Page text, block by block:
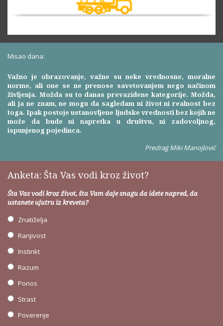
Misao dana:
Važno je obrazovanje, važne su neke vrednosne, moralne
norme, ali one se ne prenose savetovanjem nego načinom
življenja. Možda su to danas prevaziđene kategorije. Možda,
ali ja ne znam, ne mogu da sagledam ni život ni realnost bez
toga. Ipak postoje ustanovljene ljudske vrednosti bez kojih ne
može da bude ni napretka u društvu, ni zadovoljnog,
ispunjenog pojedinca.
Predrag Miki Manojlović
Anketa: Šta Vas vodi kroz život?
Šta Vas vodi kroz život, šta Vam daje snagu da idete napred, da
ustanete ujutru iz kreveta?
Znatiželja
Ranjivost
Instinkt
Razum
Ponos
Strast
Poverenje